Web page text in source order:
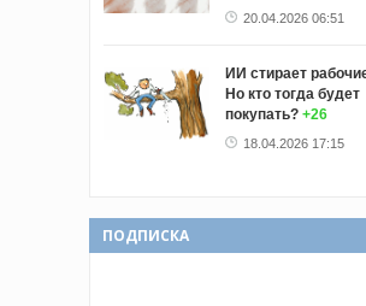
20.04.2026 06:51
ИИ стирает
Но кто тогда будет
покупать? +26
18.04.2026 17:15
ПОДПИСКА